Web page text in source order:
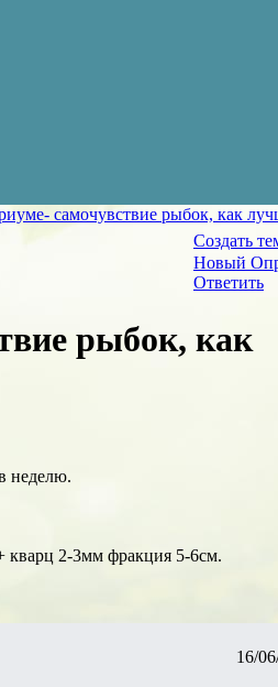
самочувствие рыбок, как
Создать
Новый
Ответить
рыбок, как
неделю.
кварц 2-3мм фракция 5-6см.
16/